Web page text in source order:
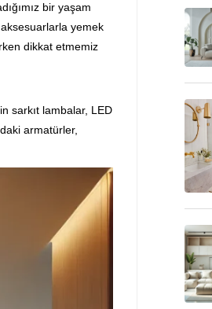
bir yaşam
yemek
dikkat etmemiz
sarkıt lambalar, LED
armatürler,